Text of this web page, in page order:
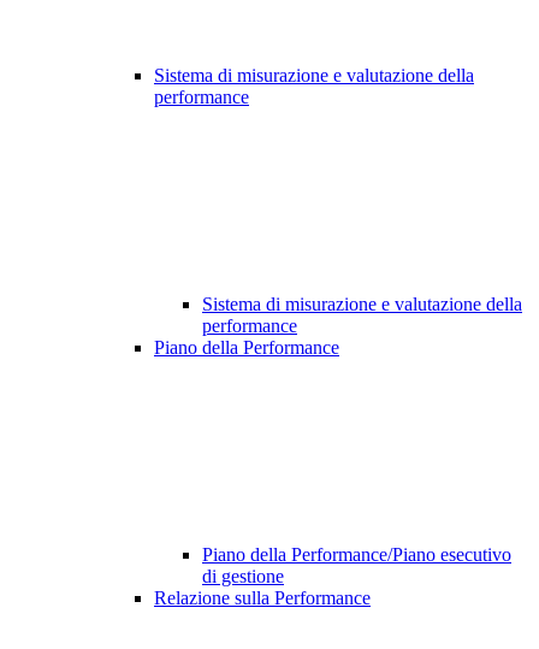
Sistema di misurazione e valutazione della
performance
Sistema di misurazione e valutazione della
performance
Piano della Performance
Piano della Performance/Piano esecutivo
di gestione
Relazione sulla Performance